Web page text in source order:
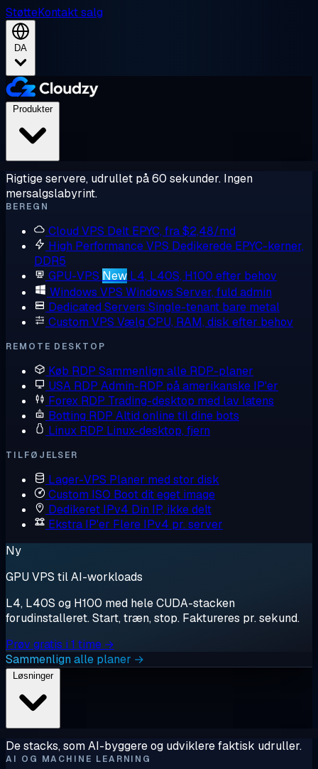
StøtteKontakt salg
DA
Produkter
Rigtige servere, udrullet på 60 sekunder. Ingen
mersalgslabyrint.
BEREGN
Cloud VPS Delt EPYC, fra $2,48/md
High Performance VPS Dedikerede EPYC-kerner,
DDR5
GPU-VPS New L4, L40S, H100 efter behov
Windows VPS Windows Server, fuld admin
Dedicated Servers Single-tenant bare metal
Custom VPS Vælg CPU, RAM, disk efter behov
REMOTE DESKTOP
Køb RDP Sammenlign alle RDP-planer
USA RDP Admin-RDP på amerikanske IP'er
Forex RDP Trading-desktop med lav latens
Botting RDP Altid online til dine bots
Linux RDP Linux-desktop, fjern
TILFØJELSER
Lager-VPS Planer med stor disk
Custom ISO Boot dit eget image
Dedikeret IPv4 Din IP, ikke delt
Ekstra IP'er Flere IPv4 pr. server
Ny
GPU VPS til AI-workloads
L4, L40S og H100 med hele CUDA-stacken
forudinstalleret. Start, træn, stop. Faktureres pr. sekund.
Prøv gratis i 1 time →
Sammenlign alle planer →
Løsninger
De stacks, som AI-byggere og udviklere faktisk udruller.
AI OG MACHINE LEARNING